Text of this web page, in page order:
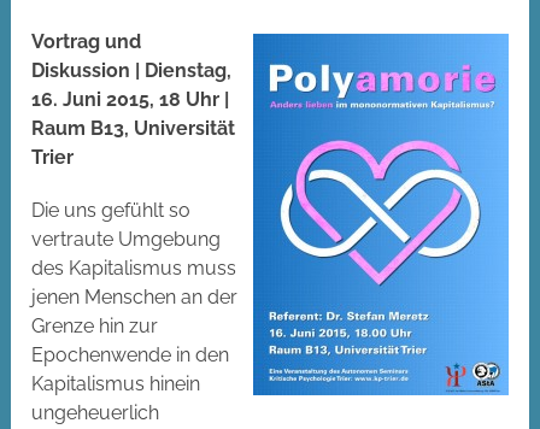
Vortrag und
Diskussion | Dienstag,
16. Juni 2015, 18 Uhr |
Raum B13, Universität
Trier
Die uns gefühlt so
vertraute Umgebung
des Kapitalismus muss
jenen Menschen an der
Grenze hin zur
Epochenwende in den
Kapitalismus hinein
ungeheuerlich